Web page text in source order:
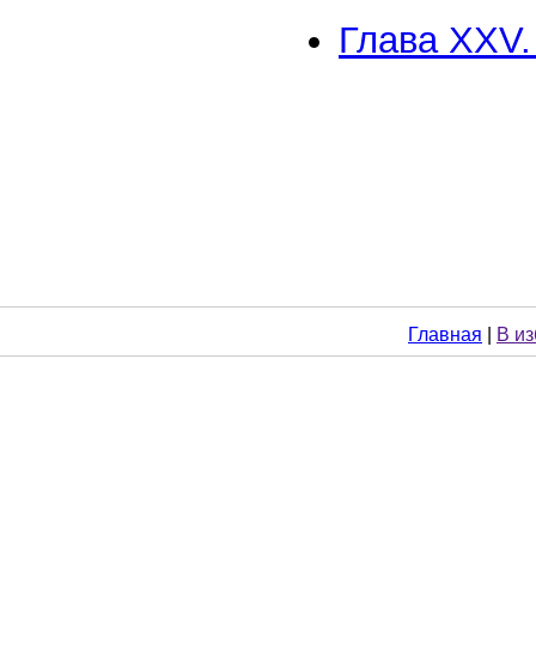
Глава
Главная В